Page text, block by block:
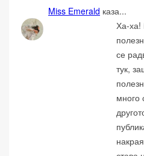
Miss Emerald каза...
Ха-ха!
се
тук,
много